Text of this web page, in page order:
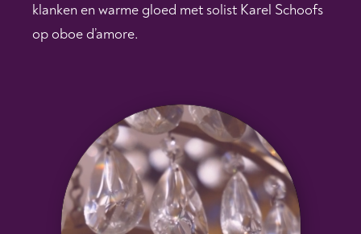
klanken en warme gloed met solist Karel Schoofs
op oboe d’amore.